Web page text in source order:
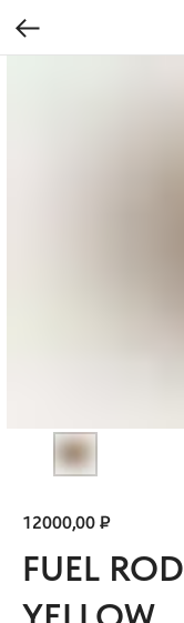
FUEL
12000,00 ₽